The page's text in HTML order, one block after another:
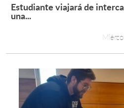
Estudiante viajará de
una...